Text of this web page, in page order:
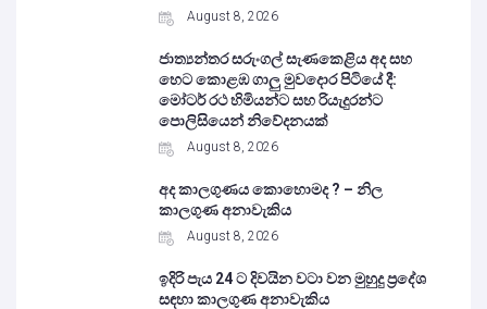
August 8, 2026
ජාත්‍යන්තර සරුංගල් සැණකෙළිය අද සහ
හෙට කොළඹ ගාලු මුවදොර පිටියේ දී:
මෝටර් රථ හිමියන්ට සහ රියැදුරන්ට
පොලිසියෙන් නිවේදනයක්
August 8, 2026
අද කාලගුණය කොහොමද ? – නිල
කාලගුණ අනාවැකිය
August 8, 2026
ඉදිරි පැය 24 ට දිවයින වටා වන මුහුදු ප්‍රදේශ
සඳහා කාලගුණ අනාවැකිය